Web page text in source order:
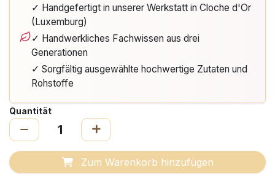
✓ Handgefertigt in unserer Werkstatt in Cloche d'Or
(Luxemburg)
✓ Handwerkliches Fachwissen aus drei
Generationen
✓ Sorgfältig ausgewählte hochwertige Zutaten und
Rohstoffe
Quantität
Zum Warenkorb hinzufügen